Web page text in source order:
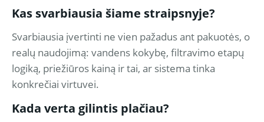
Kas svarbiausia šiame straipsnyje?
Svarbiausia įvertinti ne vien pažadus ant pakuotės, o
realų naudojimą: vandens kokybę, filtravimo etapų
logiką, priežiūros kainą ir tai, ar sistema tinka
konkrečiai virtuvei.
Kada verta gilintis plačiau?